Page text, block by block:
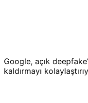
Google, açık
kaldırmayı